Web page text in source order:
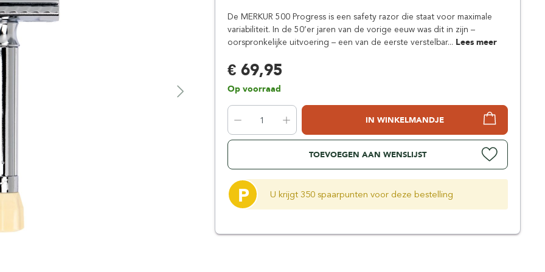
Floris London
Gentlemen's Tonic
Giesen & Forsthoff
Gillette
Henson Shaving
Herold Solingen
Kasho Kai
Stirling Soap Company
St. James of London
De MERKUR 500 Progress is een safety razor die staat voor maximale
variabiliteit. In de 50’er jaren van de vorige eeuw was dit in zijn –
oorspronkelijke uitvoering – een van de eerste verstelbar... Lees meer
€ 69,95
Op voorraad
IN WINKELMANDJE
TOEVOEGEN AAN WENSLIJST
P U krijgt 350 spaarpunten voor deze bestelling